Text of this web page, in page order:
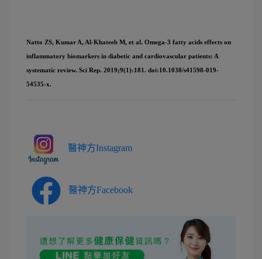
Natto ZS, Kumar A, Al-Khateeb M, et al. Omega-3 fatty acids effects on
inflammatory biomarkers in diabetic and cardiovascular patients: A
systematic review. Sci Rep. 2019;9(1):181. doi:10.1038/s41598-019-
54535-x.
醫神方Instagram
醫神方Facebook